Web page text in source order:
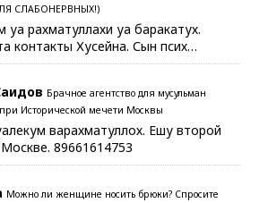
СЛАБОНЕРВНЫХ!)
уа рахматуллахи уа баракатух.
контакты Хусейна. Сын псих…
Брачное агентство для мусульман
при Исторической мечети Москвы
варахматуллох. Ешу второй
89661614753
Можно ли женщине носить брюки? Спросите